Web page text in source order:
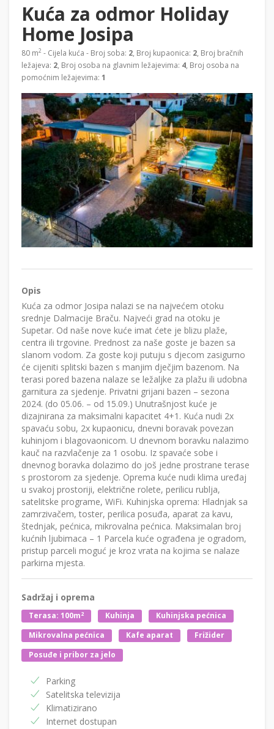
Kuća za odmor Holiday
Home Josipa
80 m2 - Cijela kuća - Broj soba: 2, Broj kupaonica: 2, Broj bračnih
ležajeva: 2, Broj osoba na glavnim ležajevima: 4, Broj osoba na
pomoćnim ležajevima: 1
Opis
Kuća za odmor Josipa nalazi se na najvećem otoku
srednje Dalmacije Braču. Najveći grad na otoku je
Supetar. Od naše nove kuće imat ćete je blizu plaže,
centra ili trgovine. Prednost za naše goste je bazen sa
slanom vodom. Za goste koji putuju s djecom zasigurno
će cijeniti splitski bazen s manjim dječjim bazenom. Na
terasi pored bazena nalaze se ležaljke za plažu ili udobna
garnitura za sjedenje. Privatni grijani bazen – sezona
2024. (do 05.06. – od 15.09.) Unutrašnjost kuće je
dizajnirana za maksimalni kapacitet 4+1. Kuća nudi 2x
spavaću sobu, 2x kupaonicu, dnevni boravak povezan
kuhinjom i blagovaonicom. U dnevnom boravku nalazimo
kauč na razvlačenje za 1 osobu. Iz spavaće sobe i
dnevnog boravka dolazimo do još jedne prostrane terase
s prostorom za sjedenje. Oprema kuće nudi klima uređaj
u svakoj prostoriji, električne rolete, perilicu rublja,
satelitske programe, WiFi. Kuhinjska oprema: Hladnjak sa
zamrzivačem, toster, perilica posuđa, aparat za kavu,
štednjak, pećnica, mikrovalna pećnica. Maksimalan broj
kućnih ljubimaca – 1 Parcela kuće ograđena je ogradom,
pristup parceli moguć je kroz vrata na kojima se nalaze
parkirna mjesta.
Sadržaj i oprema
Terasa: 100m2 Kuhinja
Kuhinjska pećnica
Mikrovalna pećnica
Kafe aparat
Frižider
Posuđe i pribor za jelo
Parking
Satelitska televizija
Klimatizirano
Internet dostupan